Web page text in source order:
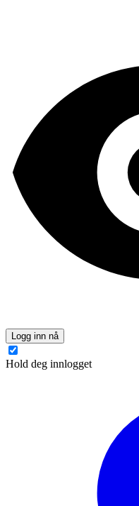
Logg inn nå
Hold deg innlogget